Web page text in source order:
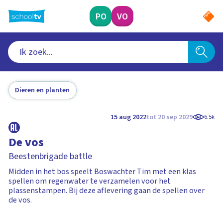
naar
hoofdinhoud
PO VO
Dieren en planten
15 aug 2022tot 20 sep 2029 6.5k
De vos
Beestenbrigade battle
Midden in het bos speelt Boswachter Tim met een klas
spellen om regenwater te verzamelen voor het
plassenstampen. Bij deze aflevering gaan de spellen over
de vos.